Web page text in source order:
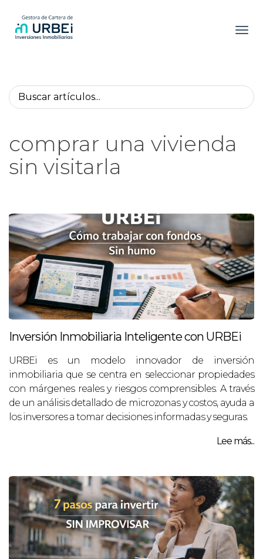
comprar una vivienda
sin visitarla
Inversión Inmobiliaria Inteligente con URBEi
URBEi es un modelo innovador de inversión
inmobiliaria que se centra en seleccionar propiedades
con márgenes reales y riesgos comprensibles. A través
de un análisis detallado de microzonas y costos, ayuda a
los inversores a tomar decisiones informadas y seguras.
Lee más...